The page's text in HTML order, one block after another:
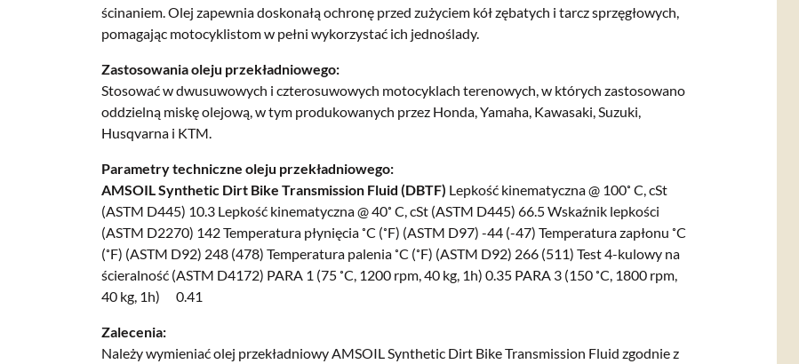
ścinaniem.Olej zapewnia doskonałą ochronę przed zużyciem kół zębatych i tarcz sprzęgłowych,
pomagając motocyklistom w pełni wykorzystać ich jednoślady.
Zastosowania oleju przekładniowego:
Stosować w dwusuwowych i czterosuwowych motocyklach terenowych, w których zastosowano
oddzielną miskę olejową, w tym produkowanych przez Honda, Yamaha, Kawasaki, Suzuki,
Husqvarna i KTM.
Parametry techniczne oleju przekładniowego:
AMSOIL Synthetic Dirt Bike Transmission Fluid (DBTF) Lepkość kinematyczna @ 100˚ C, cSt
(ASTM D445) 10.3 Lepkość kinematyczna @ 40˚ C, cSt (ASTM D445) 66.5 Wskaźnik lepkości
(ASTM D2270) 142 Temperatura płynięcia ˚C (˚F) (ASTM D97) -44 (-47) Temperatura zapłonu ˚C
(˚F) (ASTM D92) 248 (478) Temperatura palenia ˚C (˚F) (ASTM D92) 266 (511) Test 4-kulowy na
ścieralność (ASTM D4172) PARA 1 (75 ˚C, 1200 rpm, 40 kg, 1h) 0.35 PARA 3 (150 ˚C, 1800 rpm,
40 kg, 1h) 0.41
Zalecenia:
Należy wymieniać olej przekładniowy AMSOIL Synthetic Dirt Bike Transmission Fluid zgodnie z